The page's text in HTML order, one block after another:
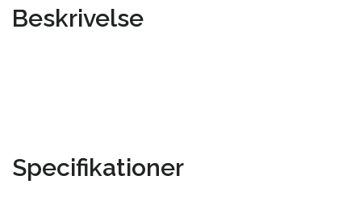
Beskrivelse
Specifikationer